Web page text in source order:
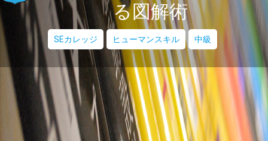
る図解術
SEカレッジ ヒューマンスキル 中級